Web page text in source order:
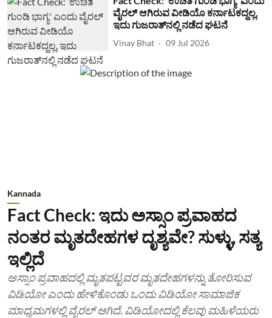
ವೈರಲ್ ಆಗಿರುವ ವೀಡಿಯೊ ಕರ್ನಾಟಕದ್ದಲ್ಲ,
ಇದು ಗುಜರಾತ್‌ನಲ್ಲಿ ನಡೆದ ಘಟನೆ
Vinay Bhat 09 Jul 2026
Kannada
Fact Check: ಇದು ಅಸ್ಸಾಂ ಪ್ರವಾಹದ
ನಂತರ ಮೃತದೇಹಗಳ ದೃಶ್ಯವೇ? ಸುಳ್ಳು, ಸತ್ಯ
ಇಲ್ಲಿದೆ
ಅಸ್ಸಾಂ ಪ್ರವಾಹದಲ್ಲಿ ಮೃತಪಟ್ಟವರ ಮೃತದೇಹಗಳನ್ನು ತೋರಿಸುವ
ವಿಡಿಯೋ ಎಂದು ಹೇಳಿಕೊಂಡು ಒಂದು ವಿಡಿಯೋ ಸಾಮಾಜಿಕ
ಮಾಧ್ಯಮಗಳಲ್ಲಿ ವೈರಲ್ ಆಗಿದೆ. ವಿಡಿಯೋದಲ್ಲಿ ಕೆಲವು ಮಹಿಳೆಯರು